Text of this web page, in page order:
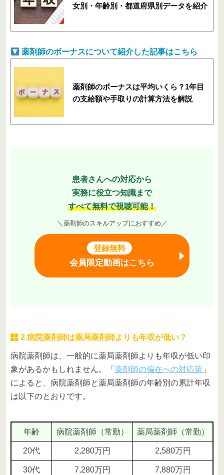
女別・年齢別・都道府県別データを紹介
薬剤師のボーナスについて紹介した記事はこちら
薬剤師のボーナスは平均いくら？1年目
の支給額や手取りの計算方法を解説
患者さんへの対応から
実務に役立つ知識まで
すべて無料で視聴可能！
＼薬剤師のスキルアップにおすすめ／
登録無料
会員限定動画はこちら
2.病院薬剤師は薬局薬剤師よりも年収が低い？
病院薬剤師は、一般的に薬局薬剤師よりも年収が低い印
象があるかもしれません。「 薬剤師の偏在への対応策 」
によると、病院薬剤師と薬局薬剤師の年齢別の累計年収
は以下のとおりです。
年齢 病院薬剤師（常勤） 薬局薬剤師（常勤）
20代 2,280万円 2,580万円
30代 7,280万円 7,880万円